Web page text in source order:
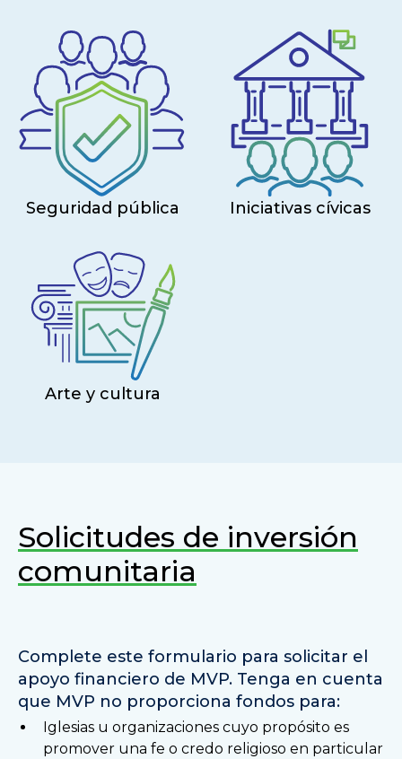
Seguridad pública Iniciativas cívicas
Arte y cultura
Solicitudes de inversión
comunitaria
Complete este formulario para solicitar el
apoyo financiero de MVP. Tenga en cuenta
que MVP no proporciona fondos para:
Iglesias u organizaciones cuyo propósito es
promover una fe o credo religioso en particular